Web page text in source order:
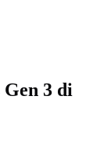
3 di